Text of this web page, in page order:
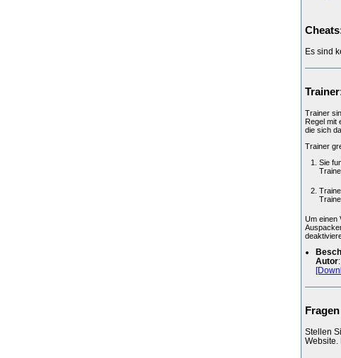
Es sind
Trainer
Regel mit
die sich
Trainer
Sie
Um einen
Autor
Stellen
Website.